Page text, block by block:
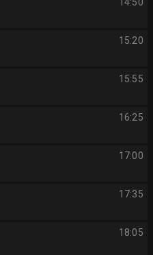
15:20
15:55
16:25
17:00
17:35
18:05